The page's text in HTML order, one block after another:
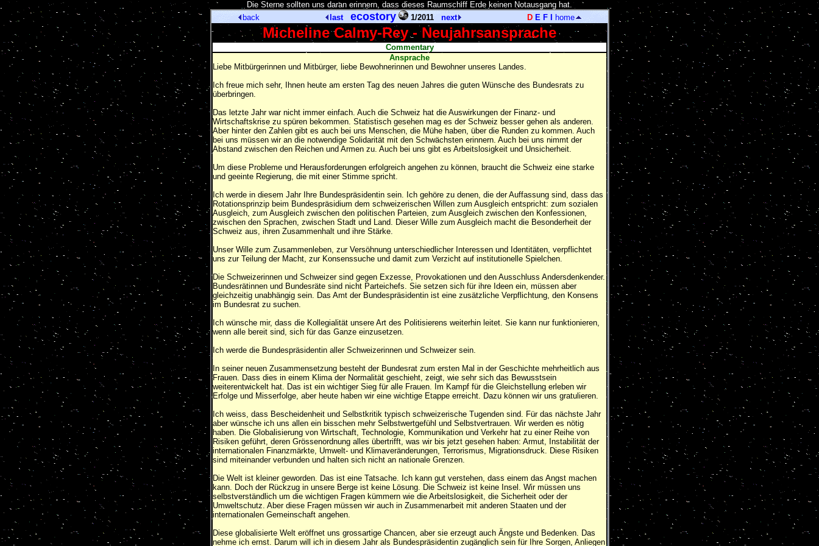
Die Sterne sollten uns daran erinnern, dass dieses Raumschiff Erde keinen Notausgang hat. ]
back
last ecostory 1/2011 next D E F home
Micheline Calmy-Rey - Neujahrsansprache
Commentary
Ansprache
Liebe Mitbürgerinnen und Mitbürger, liebe Bewohnerinnen und Bewohner unseres Landes.
Ich freue mich sehr, Ihnen heute am ersten Tag des neuen Jahres die guten Wünsche des Bundesrats zu
überbringen.
Das letzte Jahr war nicht immer einfach. Auch die Schweiz hat die Auswirkungen der Finanz- und
Wirtschaftskrise zu spüren bekommen. Statistisch gesehen mag es der Schweiz besser gehen als anderen.
Aber hinter den Zahlen gibt es auch bei uns Menschen, die Mühe haben, über die Runden zu kommen. Auch
bei uns müssen wir an die notwendige Solidarität mit den Schwächsten erinnern. Auch bei uns nimmt der
Abstand zwischen den Reichen und Armen zu. Auch bei uns gibt es Arbeitslosigkeit und Unsicherheit.
Um diese Probleme und Herausforderungen erfolgreich angehen zu können, braucht die Schweiz eine starke
und geeinte Regierung, die mit einer Stimme spricht.
Ich werde in diesem Jahr Ihre Bundespräsidentin sein. Ich gehöre zu denen, die der Auffassung sind, dass das
Rotationsprinzip beim Bundespräsidium dem schweizerischen Willen zum Ausgleich entspricht: zum sozialen
Ausgleich, zum Ausgleich zwischen den politischen Parteien, zum Ausgleich zwischen den Konfessionen,
zwischen den Sprachen, zwischen Stadt und Land. Dieser Wille zum Ausgleich macht die Besonderheit der
Schweiz aus, ihren Zusammenhalt und ihre Stärke.
Unser Wille zum Zusammenleben, zur Versöhnung unterschiedlicher Interessen und Identitäten, verpflichtet
uns zur Teilung der Macht, zur Konsenssuche und damit zum Verzicht auf institutionelle Spielchen.
Die Schweizerinnen und Schweizer sind gegen Exzesse, Provokationen und den Ausschluss Andersdenkender.
Bundesrätinnen und Bundesräte sind nicht Parteichefs. Sie setzen sich für ihre Ideen ein, müssen aber
gleichzeitig unabhängig sein. Das Amt der Bundespräsidentin ist eine zusätzliche Verpflichtung, den Konsens
im Bundesrat zu suchen.
Ich wünsche mir, dass die Kollegialität unsere Art des Politisierens weiterhin leitet. Sie kann nur funktionieren,
wenn alle bereit sind, sich für das Ganze einzusetzen.
Ich werde die Bundespräsidentin aller Schweizerinnen und Schweizer sein.
In seiner neuen Zusammensetzung besteht der Bundesrat zum ersten Mal in der Geschichte mehrheitlich aus
Frauen. Dass dies in einem Klima der Normalität geschieht, zeigt, wie sehr sich das Bewusstsein
weiterentwickelt hat. Das ist ein wichtiger Sieg für alle Frauen. Im Kampf für die Gleichstellung erleben wir
Erfolge und Misserfolge, aber heute haben wir eine wichtige Etappe erreicht. Dazu können wir uns gratulieren.
Ich weiss, dass Bescheidenheit und Selbstkritik typisch schweizerische Tugenden sind. Für das nächste Jahr
aber wünsche ich uns allen ein bisschen mehr Selbstwertgefühl und Selbstvertrauen. Wir werden es nötig
haben. Die Globalisierung von Wirtschaft, Technologie, Kommunikation und Verkehr hat zu einer Reihe von
Risiken geführt, deren Grössenordnung alles übertrifft, was wir bis jetzt gesehen haben: Armut, Instabilität der
internationalen Finanzmärkte, Umwelt- und Klimaveränderungen, Terrorismus, Migrationsdruck. Diese Risiken
sind miteinander verbunden und halten sich nicht an nationale Grenzen.
Die Welt ist kleiner geworden. Das ist eine Tatsache. Ich kann gut verstehen, dass einem das Angst machen
kann. Doch der Rückzug in unsere Berge ist keine Lösung. Die Schweiz ist keine Insel. Wir müssen uns
selbstverständlich um die wichtigen Fragen kümmern wie die Arbeitslosigkeit, die Sicherheit oder der
Umweltschutz. Aber diese Fragen müssen wir auch in Zusammenarbeit mit anderen Staaten und der
internationalen Gemeinschaft angehen.
Diese globalisierte Welt eröffnet uns grossartige Chancen, aber sie erzeugt auch Ängste und Bedenken. Das
nehme ich ernst. Darum will ich in diesem Jahr als Bundespräsidentin zugänglich sein für Ihre Sorgen, Anliegen